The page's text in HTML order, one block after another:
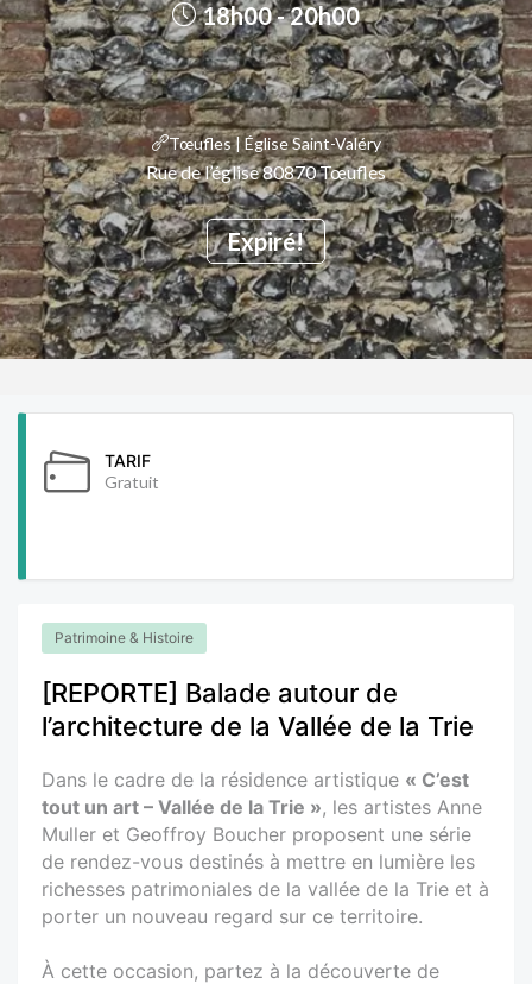
Expiré!
18h00 - 20h00
Tœufles | Église Saint-Valéry
Rue de l’église 80870 Tœufles
TARIF
Gratuit
Patrimoine & Histoire
[REPORTE] Balade autour de
l’architecture de la Vallée de la Trie
Dans le cadre de la résidence artistique « C’est
tout un art – Vallée de la Trie », les artistes Anne
Muller et Geoffroy Boucher proposent une série
de rendez-vous destinés à mettre en lumière les
richesses patrimoniales de la vallée de la Trie et à
porter un nouveau regard sur ce territoire.
À cette occasion, partez à la découverte de